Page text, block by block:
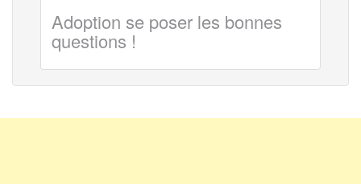
Adoption se poser les bonnes
questions !